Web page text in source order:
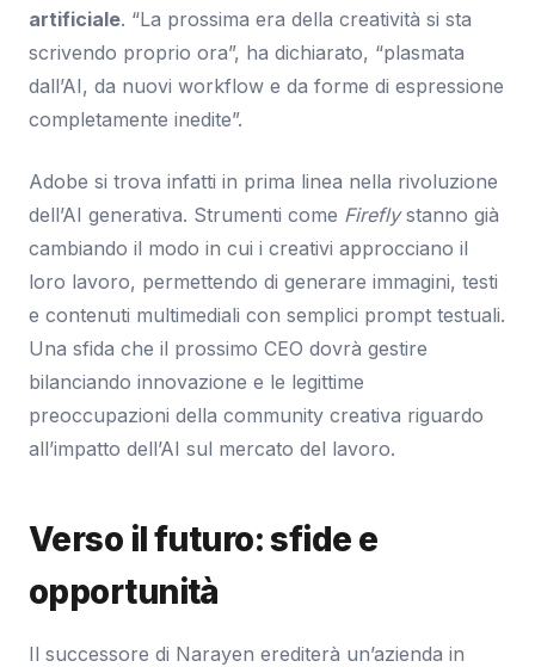
artificiale. “La prossima era della creatività si sta
scrivendo proprio ora”, ha dichiarato, “plasmata
dall’AI, da nuovi workflow e da forme di espressione
completamente inedite”.
Adobe si trova infatti in prima linea nella rivoluzione
dell’AI generativa. Strumenti come Fireflystanno già
cambiando il modo in cui i creativi approcciano il
loro lavoro, permettendo di generare immagini, testi
e contenuti multimediali con semplici prompt testuali.
Una sfida che il prossimo CEO dovrà gestire
bilanciando innovazione e le legittime
preoccupazioni della community creativa riguardo
all’impatto dell’AI sul mercato del lavoro.
Verso il futuro: sfide e
opportunità
Il successore di Narayen erediterà un’azienda in